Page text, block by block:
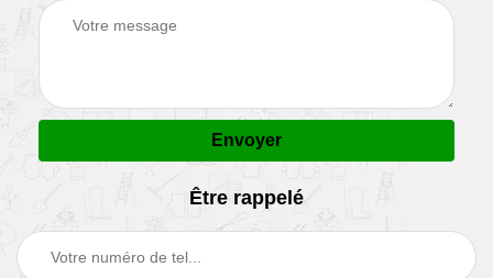
Être rappelé